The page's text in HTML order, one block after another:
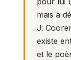
mais à
J.
existe
et le